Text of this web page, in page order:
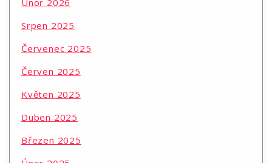
Srpen 2025
Červenec 2025
Červen 2025
Květen 2025
Duben 2025
Březen 2025